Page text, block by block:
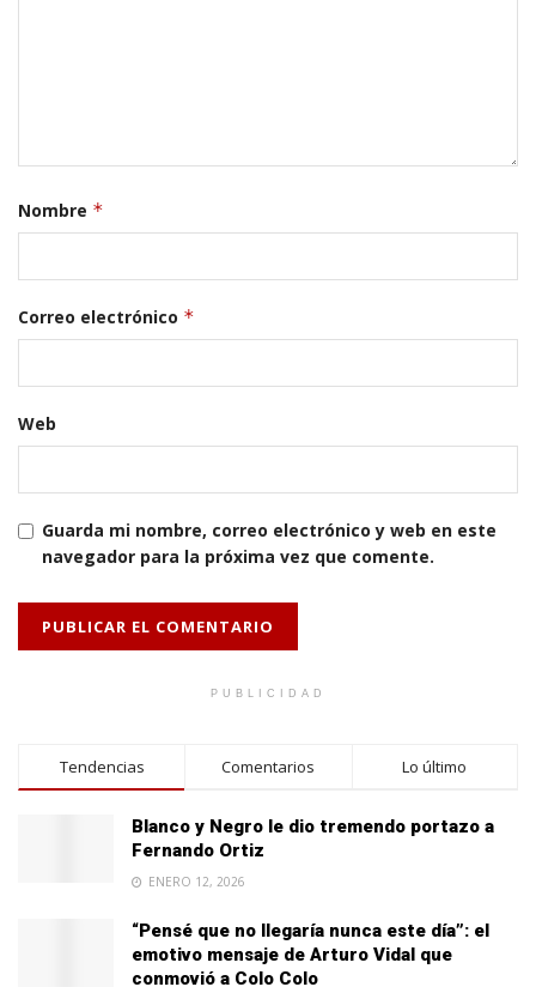
Nombre *
Correo electrónico *
Web
Guarda mi nombre, correo electrónico y web en este
navegador para la próxima vez que comente.
PUBLICIDAD
Tendencias Comentarios Lo último
Blanco y Negro le dio tremendo portazo a
Fernando Ortiz
ENERO 12, 2026
“Pensé que no llegaría nunca este día”: el
emotivo mensaje de Arturo Vidal que
conmovió a Colo Colo